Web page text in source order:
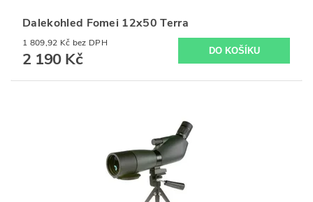
Dalekohled Fomei 12x50 Terra
1 809,92 Kč bez DPH
2 190 Kč